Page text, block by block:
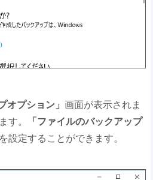
オプション」画面が表示されま
す。
「ファイルのバックアップ
設定することができます。